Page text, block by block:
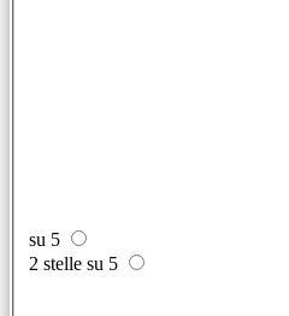
su 5
2 stelle su 5